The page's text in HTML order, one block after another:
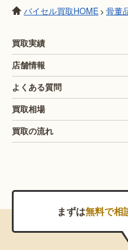
バイセル買取HOME > 骨董
買取実績
店舗情報
よくある質問
買取相場
買取の流れ
まずは無料で相